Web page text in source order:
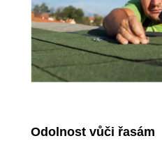
Odolnost vůči řasám